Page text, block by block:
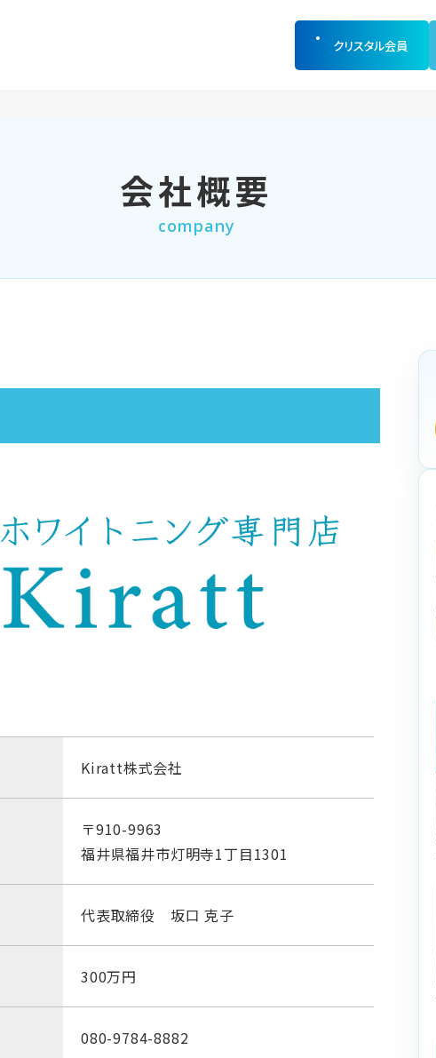
クリスタル会員
会社概要
company
Kiratt株式会社
〒910-9963
福井県福井市灯明寺1丁目1301
代表取締役 坂口 克子
300万円
080-9784-8882